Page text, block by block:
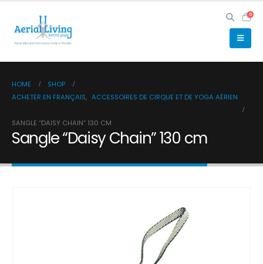
0
HOME
SHOP
ACHETER EN FRANÇAIS, ACCESSOIRES DE CIRQUE ET DE YOGA AÉRIEN
SANGLE “DAISY CHAIN” 130 CM
Sangle “Daisy Chain” 130 cm